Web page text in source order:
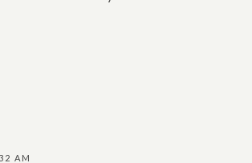
AM